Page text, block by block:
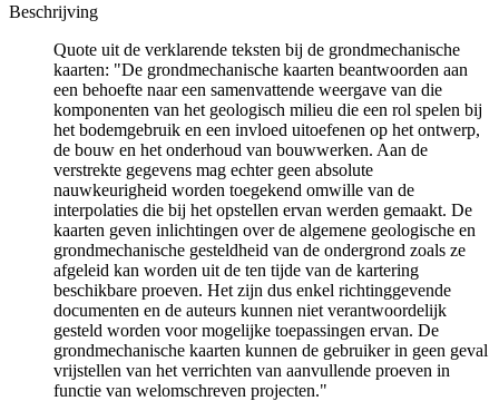
Beschrijving
Quote uit de verklarende teksten bij de grondmechanische
kaarten: "De grondmechanische kaarten beantwoorden aan
een behoefte naar een samenvattende weergave van die
komponenten van het geologisch milieu die een rol spelen bij
het bodemgebruik en een invloed uitoefenen op het ontwerp,
de bouw en het onderhoud van bouwwerken. Aan de
verstrekte gegevens mag echter geen absolute
nauwkeurigheid worden toegekend omwille van de
interpolaties die bij het opstellen ervan werden gemaakt. De
kaarten geven inlichtingen over de algemene geologische en
grondmechanische gesteldheid van de ondergrond zoals ze
afgeleid kan worden uit de ten tijde van de kartering
beschikbare proeven. Het zijn dus enkel richtinggevende
documenten en de auteurs kunnen niet verantwoordelijk
gesteld worden voor mogelijke toepassingen ervan. De
grondmechanische kaarten kunnen de gebruiker in geen geval
vrijstellen van het verrichten van aanvullende proeven in
functie van welomschreven projecten."